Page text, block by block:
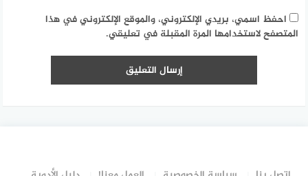
احفظ اسمي، بريدي الإلكتروني، والموقع الإلكتروني في هذا
المتصفح لاستخدامها المرة المقبلة في تعليقي.